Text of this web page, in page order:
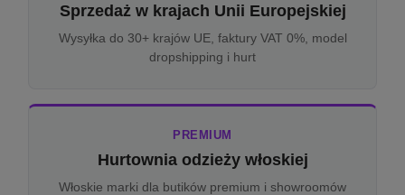
Sprzedaż w krajach Unii Europejskiej
Wysyłka do 30+ krajów UE, faktury VAT 0%, model
dropshipping i hurt
PREMIUM
Hurtownia odzieży włoskiej
Włoskie marki dla butików premium i showroomów